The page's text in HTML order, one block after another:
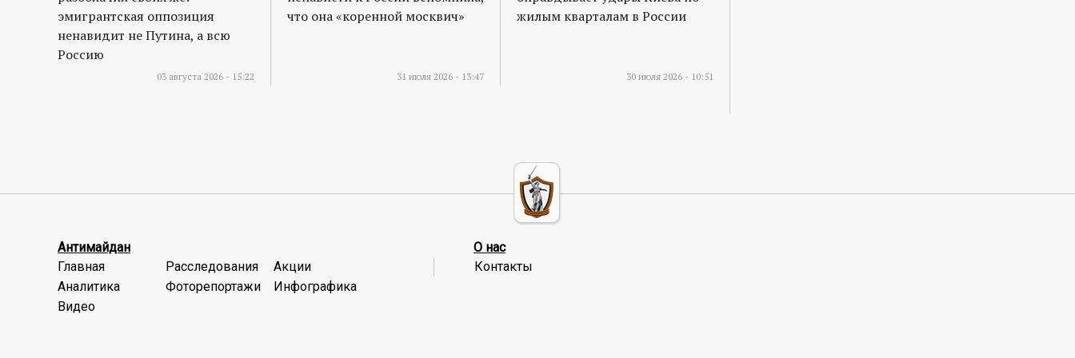
эмигрантская оппозиция
ненавидит не Путина, а всю
Россию
03 августа 2026 - 15:22
что она «коренной москвич»
31 июля 2026 - 13:47
жилым кварталам в России
30 июля 2026 - 10:51
Антимайдан
Главная
Расследования
Акции
Аналитика
Фоторепортажи
Инфографика
Видео
О нас
Контакты